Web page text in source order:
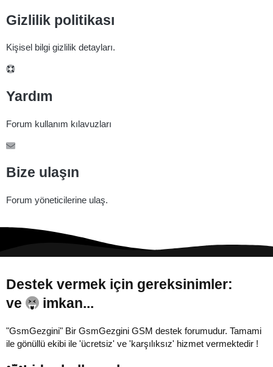
Gizlilik politikası
Kişisel bilgi gizlilik detayları.
Yardım
Forum kullanım kılavuzları
Bize ulaşın
Forum yöneticilerine ulaş.
Destek vermek için gereksinimler:
ve
imkan...
"GsmGezgini" Bir GsmGezgini GSM destek forumudur. Tamami
ile gönüllü ekibi ile 'ücretsiz' ve 'karşılıksız' hizmet vermektedir !